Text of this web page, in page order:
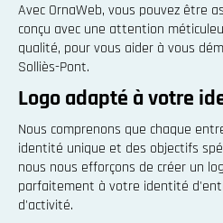
Avec OrnaWeb, vous pouvez être
conçu avec une attention
qualité, pour vous aider à vous
Solliès-Pont.
Logo adapté à votre
Nous comprenons que chaque
identité unique et des objectifs
nous nous efforçons de créer un
parfaitement à votre identité
d'activité.